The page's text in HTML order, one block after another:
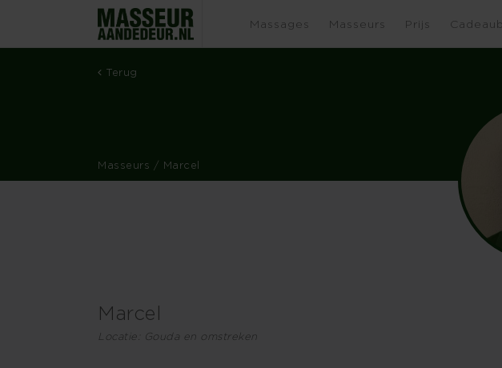
Massages Masseurs Prijs
Terug
Masseurs / Marcel
Marcel
Locatie: Gouda en omstreken